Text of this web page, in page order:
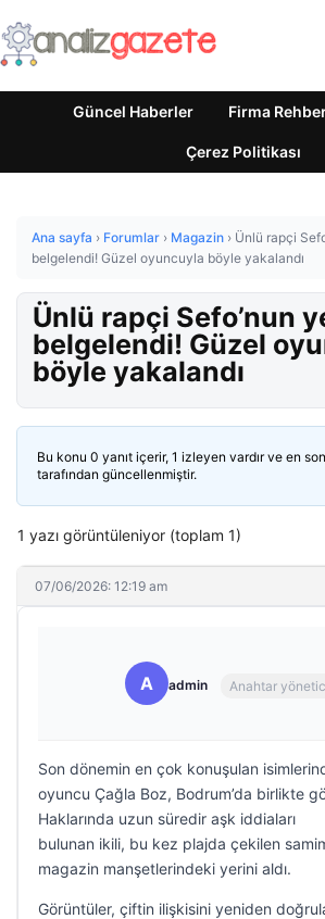
Güncel Haberler Firma
Çerez Politikası
Ana sayfa › Forumlar › Magazin › Ünlü rapçi
belgelendi! Güzel oyuncuyla böyle yakalandı
Ünlü rapçi Sefo’nun
belgelendi! Güzel
böyle yakalandı
Bu konu 0 yanıt içerir, 1 izleyen vardır ve en son
tarafından güncellenmiştir.
1 yazı görüntüleniyor (toplam 1)
07/06/2026: 12:19 am
A admin Anahtar
Son dönemin en çok konuşulan
oyuncu Çağla Boz, Bodrum’da birlikte
Haklarında uzun süredir aşk iddiaları
bulunan ikili, bu kez plajda çekilen
magazin manşetlerindeki yerini aldı.
Görüntüler, çiftin ilişkisini yeniden